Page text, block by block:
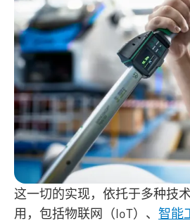
这一切的实现，依托于多种技
用，包括物联网（IoT）、 智能